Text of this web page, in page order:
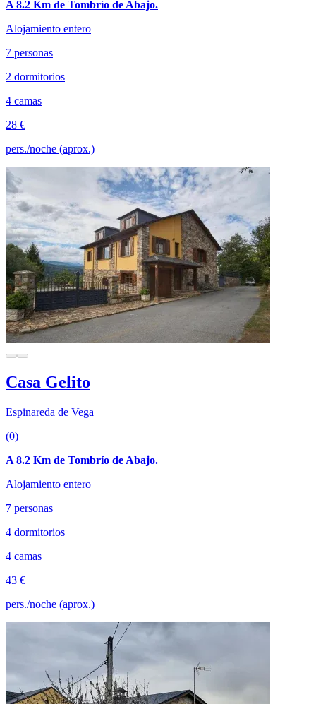
A 8.2 Km de Tombrío de Abajo.
Alojamiento entero
7 personas
2 dormitorios
4 camas
28 €
pers./noche (aprox.)
Casa Gelito
Espinareda de Vega
(0)
A 8.2 Km de Tombrío de Abajo.
Alojamiento entero
7 personas
4 dormitorios
4 camas
43 €
pers./noche (aprox.)